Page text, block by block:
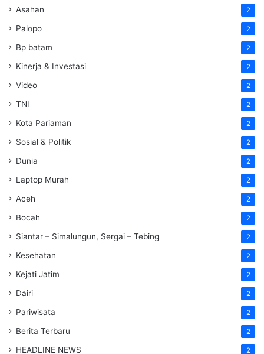
Asahan 2
Palopo 2
Bp batam 2
Kinerja & Investasi 2
Video 2
TNI 2
Kota Pariaman 2
Sosial & Politik 2
Dunia 2
Laptop Murah 2
Aceh 2
Bocah 2
Siantar – Simalungun, Sergai – Tebing 2
Kesehatan 2
Kejati Jatim 2
Dairi 2
Pariwisata 2
Berita Terbaru 2
HEADLINE NEWS 2